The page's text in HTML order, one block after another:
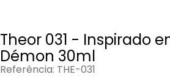
Theor 031 - Inspirado
Démon 30ml
Referência: THE-031